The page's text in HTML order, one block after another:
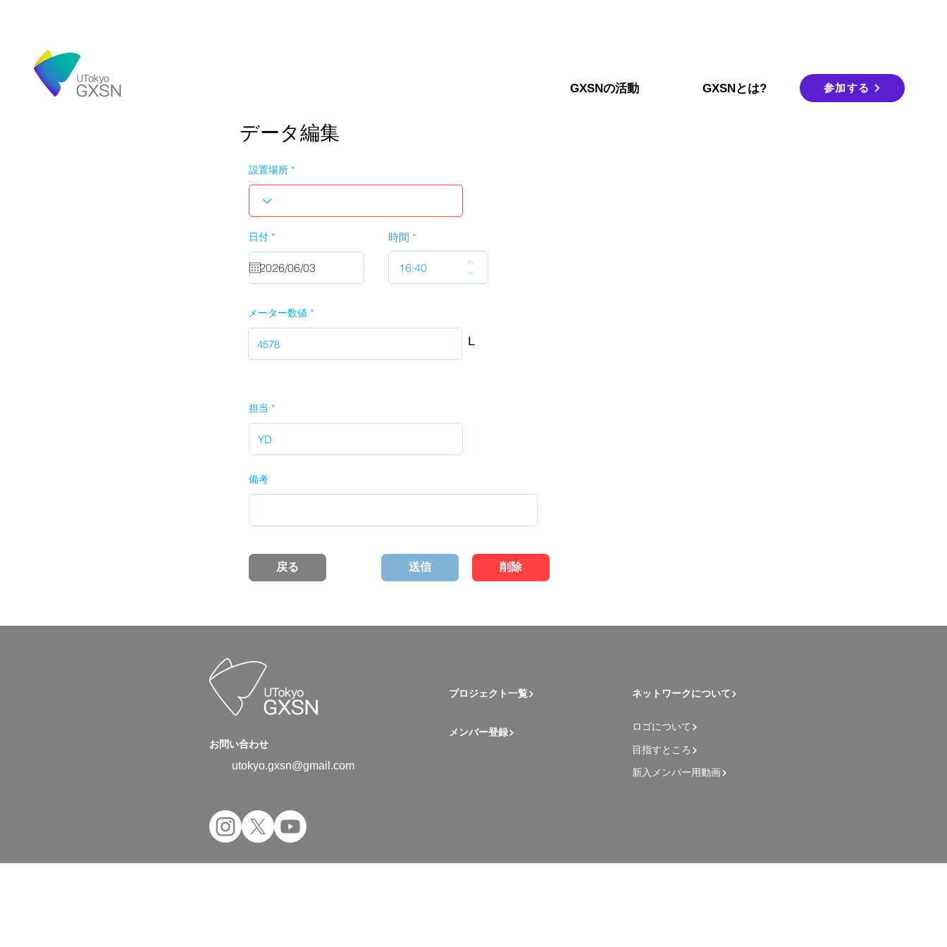
GXSNの活動 GXSNとは? 参加する
データ編集
設置場所
日付 *r
q
u
i
r
時間
メーター数値
L
担当
備考
戻る 送信 削除
お問い合わせ
utokyo.gxsn@gmail.com
プロジェクト一覧
メンバー登録
ネットワークについて
ロゴについて
目指すところ
新入メンバー用動画